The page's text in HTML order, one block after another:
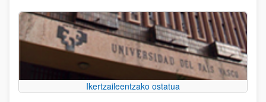
Ikertzaileentzako ostatua